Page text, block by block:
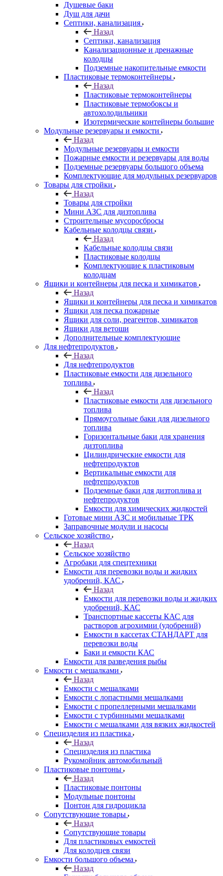
Душевые баки
Душ для дачи
Септики, канализация
Назад
Септики, канализация
Канализационные и дренажные
колодцы
Подземные накопительные емкости
Пластиковые термоконтейнеры
Назад
Пластиковые термоконтейнеры
Пластиковые термобоксы и
автохолодильники
Изотермические контейнеры большие
Модульные резервуары и емкости
Назад
Модульные резервуары и емкости
Пожарные емкости и резервуары для воды
Подземные резервуары большого объема
Комплектующие для модульных резервуаров
Товары для стройки
Назад
Товары для стройки
Мини АЗС для дизтоплива
Строительные мусоросбросы
Кабельные колодцы связи
Назад
Кабельные колодцы связи
Пластиковые колодцы
Комплектующие к пластиковым
колодцам
Ящики и контейнеры для песка и химикатов
Назад
Ящики и контейнеры для песка и химикатов
Ящики для песка пожарные
Ящики для соли, реагентов, химикатов
Ящики для ветоши
Дополнительные комплектующие
Для нефтепродуктов
Назад
Для нефтепродуктов
Пластиковые емкости для дизельного
топлива
Назад
Пластиковые емкости для дизельного
топлива
Прямоугольные баки для дизельного
топлива
Горизонтальные баки для хранения
дизтоплива
Цилиндрические емкости для
нефтепродуктов
Вертикальные емкости для
нефтепродуктов
Подземные баки для дизтоплива и
нефтепродуктов
Емкости для химических жидкостей
Готовые мини АЗС и мобильные ТРК
Заправочные модули и насосы
Сельское хозяйство
Назад
Сельское хозяйство
Агробаки для спецтехники
Емкости для перевозки воды и жидких
удобрений, КАС
Назад
Емкости для перевозки воды и жидких
удобрений, КАС
Транспортные кассеты КАС для
растворов агрохимии (удобрений)
Емкости в кассетах СТАНДАРТ для
перевозки воды
Баки и емкости КАС
Емкости для разведения рыбы
Емкости с мешалками
Назад
Емкости с мешалками
Емкости с лопастными мешалками
Емкости с пропеллерными мешалками
Емкости с турбинными мешалками
Емкости с мешалками для вязких жидкостей
Специзделия из пластика
Назад
Специзделия из пластика
Рукомойник автомобильный
Пластиковые понтоны
Назад
Пластиковые понтоны
Модульные понтоны
Понтон для гидроцикла
Сопутствующие товары
Назад
Сопутствующие товары
Для пластиковых емкостей
Для колодцев связи
Емкости большого объема
Назад